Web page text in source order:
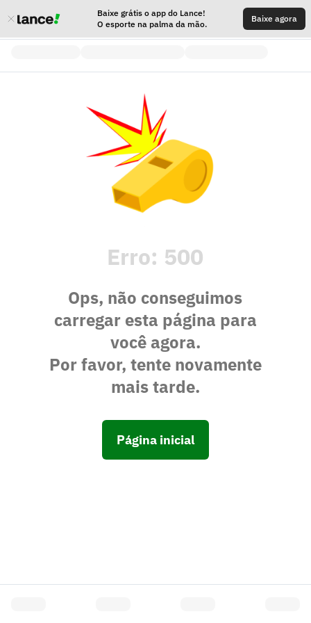
Baixe grátis o app do Lance!
O esporte na palma da mão.
Baixe agora
Erro: 500
Ops, não conseguimos
carregar esta página para
você agora.
Por favor, tente novamente
mais tarde.
Página inicial